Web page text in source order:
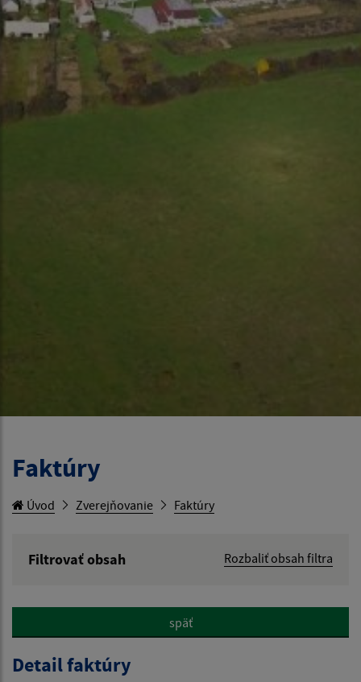
Faktúry
Úvod Zverejňovanie Faktúry
Filtrovať obsah
Rozbaliť obsah filtra
Hľadať v:
späť
Detail faktúry